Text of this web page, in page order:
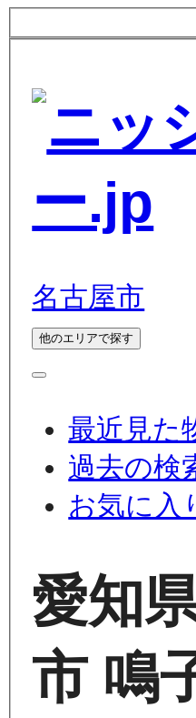
名古屋市
他のエリアで探す
最近見た
過去の検
お気に入
愛知
市 鳴